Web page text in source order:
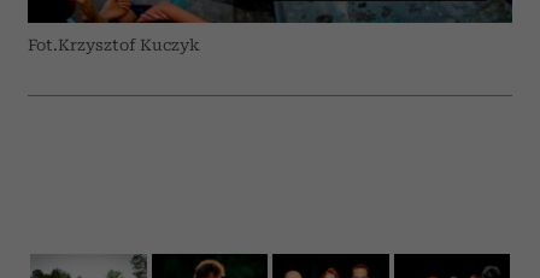
Fot.Krzysztof Kuczyk